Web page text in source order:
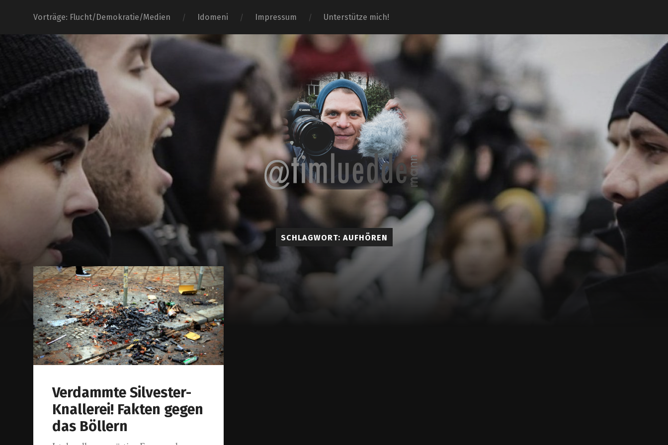
Vorträge: Flucht/Demokratie/Medien Idomeni Impressum Unterstütze mich!
Tim-
Lueddemann.de
SCHLAGWORT: AUFHÖREN
Verdammte Silvester-
Knallerei! Fakten gegen
das Böllern